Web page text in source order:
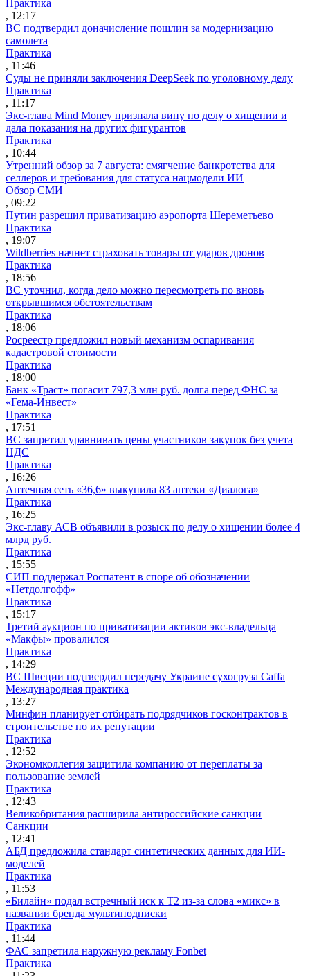
Практика
, 12:17
ВС подтвердил доначисление пошлин за модернизацию
самолета
Практика
, 11:46
Суды не приняли заключения DeepSeek по уголовному делу
Практика
, 11:17
Экс-глава Mind Money признала вину по делу о хищении и
дала показания на других фигурантов
Практика
, 10:44
Утренний обзор за 7 августа: смягчение банкротства для
селлеров и требования для статуса нацмодели ИИ
Обзор СМИ
, 09:22
Путин разрешил приватизацию аэропорта Шереметьево
Практика
, 19:07
Wildberries начнет страховать товары от ударов дронов
Практика
, 18:56
ВС уточнил, когда дело можно пересмотреть по вновь
открывшимся обстоятельствам
Практика
, 18:06
Росреестр предложил новый механизм оспаривания
кадастровой стоимости
Практика
, 18:00
Банк «Траст» погасит 797,3 млн руб. долга перед ФНС за
«Гема-Инвест»
Практика
, 17:51
ВС запретил уравнивать цены участников закупок без учета
НДС
Практика
, 16:26
Аптечная сеть «36,6» выкупила 83 аптеки «Диалога»
Практика
, 16:25
Экс-главу АСВ объявили в розыск по делу о хищении более 4
млрд руб.
Практика
, 15:55
СИП поддержал Роспатент в споре об обозначении
«Нетдолгофф»
Практика
, 15:17
Третий аукцион по приватизации активов экс-владельца
«Макфы» провалился
Практика
, 14:29
ВС Швеции подтвердил передачу Украине сухогруза Caffa
Международная практика
, 13:27
Минфин планирует отбирать подрядчиков госконтрактов в
строительстве по их репутации
Практика
, 12:52
Экономколлегия защитила компанию от переплаты за
пользование землей
Практика
, 12:43
Великобритания расширила антироссийские санкции
Санкции
, 12:41
АБД предложила стандарт синтетических данных для ИИ-
моделей
Практика
, 11:53
«Билайн» подал встречный иск к Т2 из-за слова «микс» в
названии бренда мультиподписки
Практика
, 11:44
ФАС запретила наружную рекламу Fonbet
Практика